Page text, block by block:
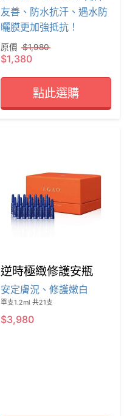
友善、防水抗汗、遇水防
曬膜更加強抵抗！
原價 $1,980
$1,380
點此選購
逆時極緻修護安瓶
安定膚況、修護嫩白
單支1.2ml 共21支
$3,980